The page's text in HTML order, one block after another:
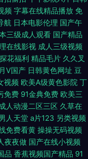
频 字幕在线精品播放 免
航 日本电影伦理 国产午
三级成人观看 国产精品
在线影视 成人三级视频
花福利 精品毛片 久久叉
V国产 日韩黄色网址 豆
视频 欧美A级黄色影院 丁
免费 91金典免费 欧美三
人动漫二区三区 久草在
人天堂 a片123 另类视频
免费看黄 操操无码视频
夜夜做 国产在线小视频
品 香蕉视频国产精品 91